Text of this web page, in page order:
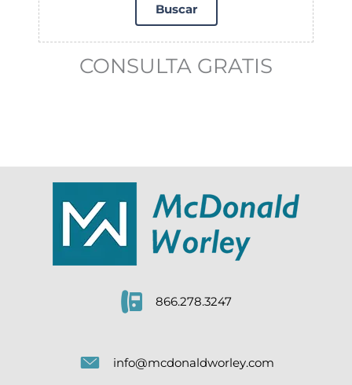
CONSULTA GRATIS
866.278.3247
info@mcdonaldworley.com